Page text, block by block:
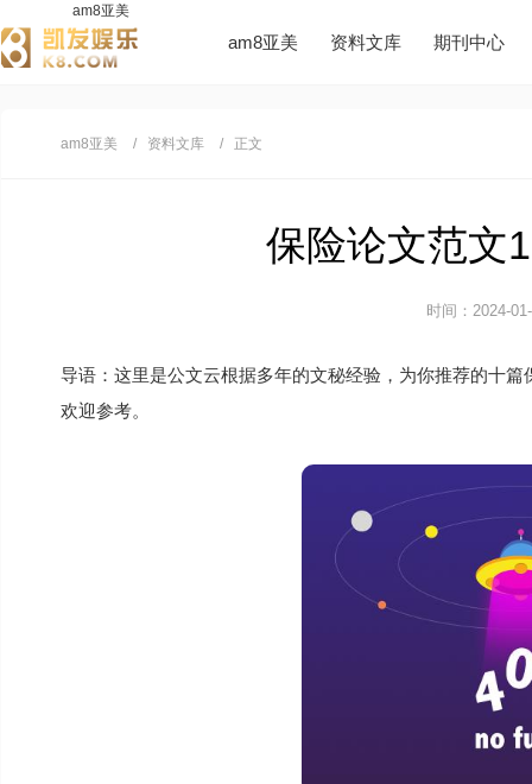
am8亚美
am8亚美 资料文库 期刊中心
am8亚美 资料文库 正文
保险论文范文
时间：2024-
导语：这里是公文云根据多年的文秘经验，为你推荐的十
欢迎参考。